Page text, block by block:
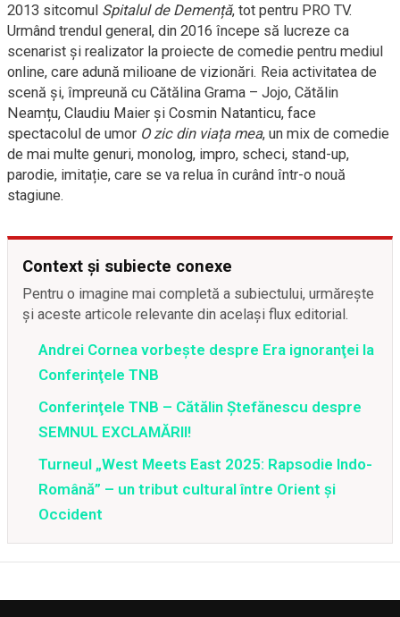
2013 sitcomul Spitalul de Demență, tot pentru PRO TV.
Urmând trendul general, din 2016 începe să lucreze ca
scenarist și realizator la proiecte de comedie pentru mediul
online, care adună milioane de vizionări. Reia activitatea de
scenă și, împreună cu Cătălina Grama – Jojo, Cătălin
Neamțu, Claudiu Maier și Cosmin Natanticu, face
spectacolul de umor O zic din viața mea, un mix de comedie
de mai multe genuri, monolog, impro, scheci, stand-up,
parodie, imitație, care se va relua în curând într-o nouă
stagiune.
Context și subiecte conexe
Pentru o imagine mai completă a subiectului, urmărește
și aceste articole relevante din același flux editorial.
Andrei Cornea vorbește despre Era ignoranţei la
Conferinţele TNB
Conferinţele TNB – Cătălin Ştefănescu despre
SEMNUL EXCLAMĂRII!
Turneul „West Meets East 2025: Rapsodie Indo-
Română” – un tribut cultural între Orient și
Occident